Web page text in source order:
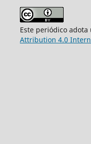
Este periódico adota
Attribution 4.0